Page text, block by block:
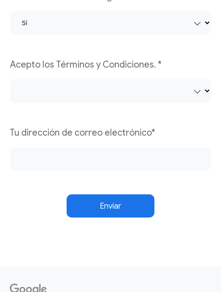
Acepto los Términos y Condiciones. *
Tu dirección de correo electrónico*
Enviar